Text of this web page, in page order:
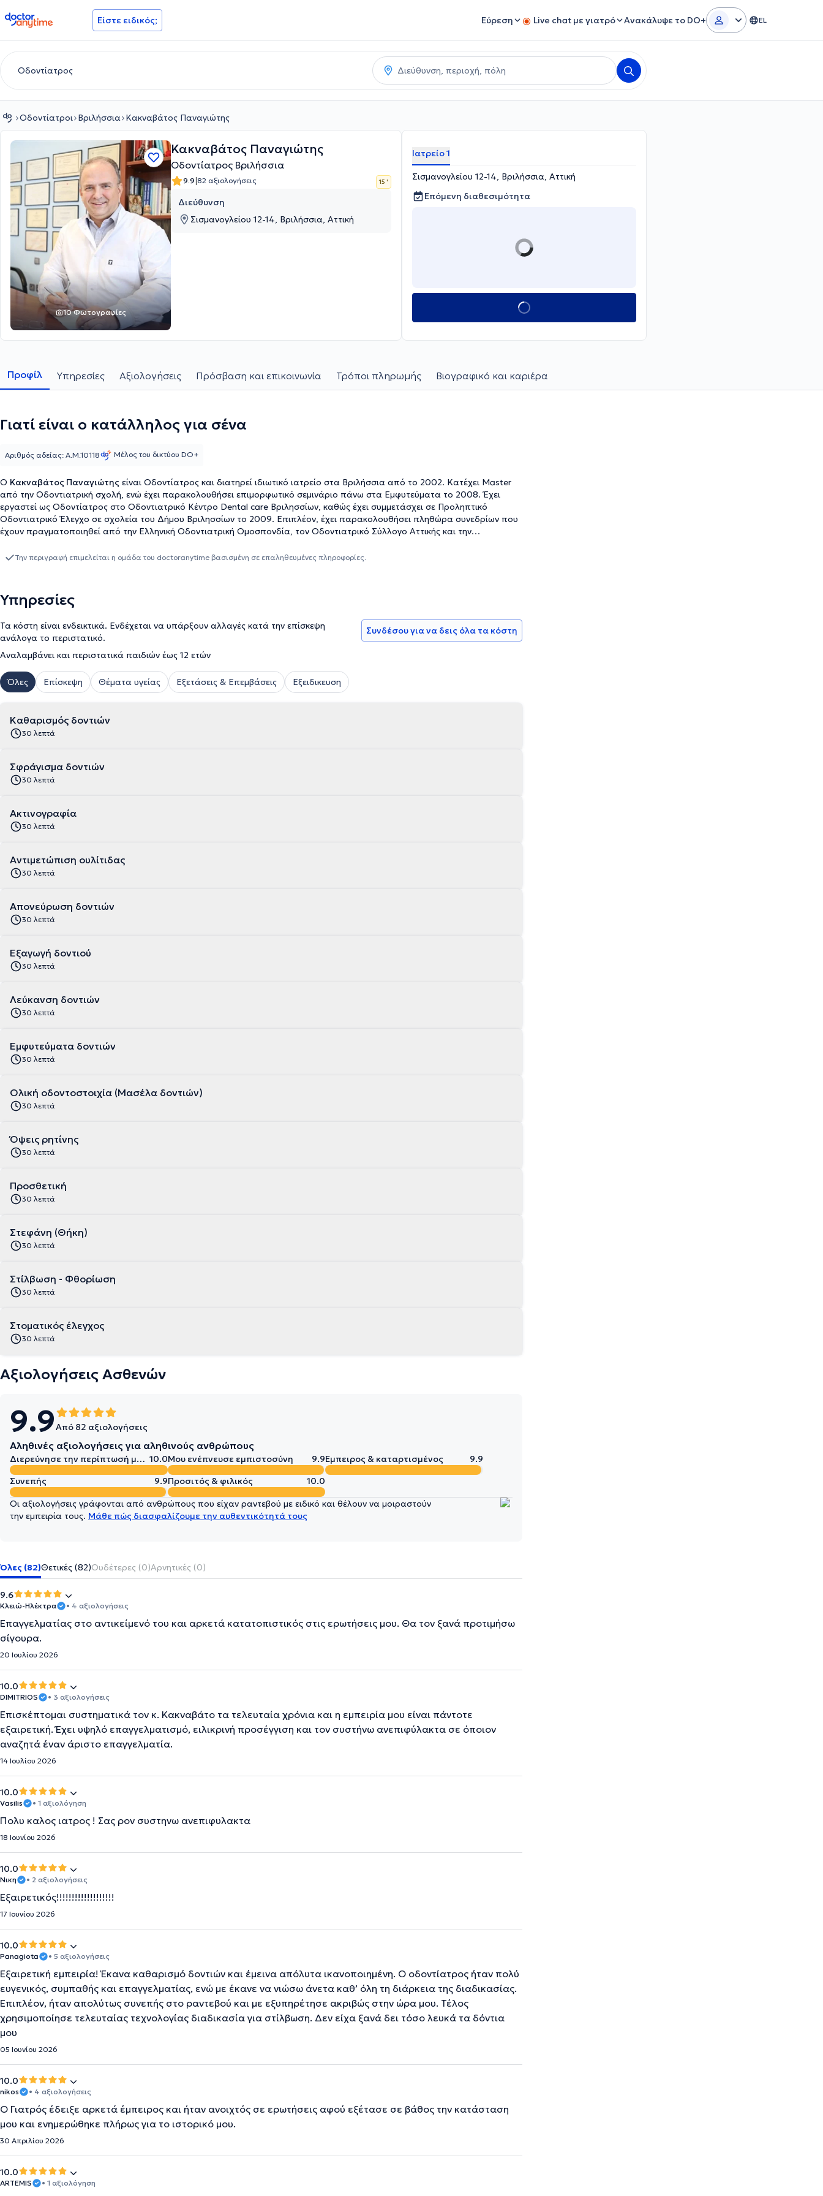
doctoranytime Είστε ειδικός; Εύρεση Live chat με γιατρό Ανακάλυψε το DO+ EL
Οδοντίατροι Βριλήσσια Κακναβάτος Παναγιώτης
10 Φωτογραφίες
Κακναβάτος Παναγιώτης
Οδοντίατρος Βριλήσσια
9.9|82 αξιολογήσεις 15 '
Διεύθυνση
Σισμανογλείου 12-14, Βριλήσσια, Αττική
Ιατρείο 1
Σισμανογλείου 12-14, Βριλήσσια, Αττική
Επόμενη διαθεσιμότητα
Προφίλ Υπηρεσίες Αξιολογήσεις Πρόσβαση και επικοινωνία Τρόποι πληρωμής Βιογραφικό και καριέρα
Γιατί είναι ο κατάλληλος για σένα
Ο Κακναβάτος Παναγιώτης είναι Οδοντίατρος και διατηρεί ιδιωτικό ιατρείο στα Βριλήσσια από το 2002. Κατέχει Master
από την Οδοντιατρική σχολή, ενώ έχει παρακολουθήσει επιμορφωτικό σεμινάριο πάνω στα Εμφυτεύματα το 2008. Έχει
εργαστεί ως Οδοντίατρος στο Οδοντιατρικό Κέντρο Dental care Βριλησσίων, καθώς έχει συμμετάσχει σε Προληπτικό
Οδοντιατρικό Έλεγχο σε σχολεία του Δήμου Βριλησσίων το 2009. Επιπλέον, έχει παρακολουθήσει πληθώρα συνεδρίων που
έχουν πραγματοποιηθεί από την Ελληνική Οδοντιατρική Ομοσπονδία, τον Οδοντιατρικό Σύλλογο Αττικής και την
Νέους Οδοντιάτρους του Συλλόγου.
Αριθμός αδείας: Α.Μ.10118 Μέλος του δικτύου DO+
Την περιγραφή επιμελείται η ομάδα του doctoranytime βασισμένη σε επαληθευμένες πληροφορίες.
Υπηρεσίες
Τα κόστη είναι ενδεικτικά. Ενδέχεται να υπάρξουν αλλαγές κατά την επίσκεψη
ανάλογα το περιστατικό.
Αναλαμβάνει και περιστατικά παιδιών έως 12 ετών
Συνδέσου για να δεις όλα τα κόστη
Όλες Επίσκεψη Θέματα υγείας Εξετάσεις & Επεμβάσεις Εξειδικευση
Καθαρισμός δοντιών
30 λεπτά
Σφράγισμα δοντιών
30 λεπτά
Ακτινογραφία
30 λεπτά
Αντιμετώπιση ουλίτιδας
30 λεπτά
Απονεύρωση δοντιών
30 λεπτά
Εξαγωγή δοντιού
30 λεπτά
Λεύκανση δοντιών
30 λεπτά
Εμφυτεύματα δοντιών
30 λεπτά
Ολική οδοντοστοιχία (Μασέλα δοντιών)
30 λεπτά
Όψεις ρητίνης
30 λεπτά
Προσθετική
30 λεπτά
Στεφάνη (Θήκη)
30 λεπτά
Στίλβωση - Φθορίωση
30 λεπτά
Στοματικός έλεγχος
30 λεπτά
Αξιολογήσεις Ασθενών
9.9Από 82 αξιολογήσεις
Αληθινές αξιολογήσεις για αληθινούς ανθρώπους
Διερεύνησε την περίπτωσή μου σε βάθος 10.0Μου ενέπνευσε εμπιστοσύνη 9.9Έμπειρος & καταρτισμένος
9.9
Συνεπής
9.9Προσιτός & φιλικός 10.0
Οι αξιολογήσεις γράφονται από ανθρώπους που είχαν ραντεβού με ειδικό και θέλουν να μοιραστούν
την εμπειρία τους. Μάθε πώς διασφαλίζουμε την αυθεντικότητά τους
Όλες (82)Θετικές (82)Ουδέτερες (0)Αρνητικές (0)
9.6
Κλειώ-Ηλέκτρα • 4 αξιολογήσεις
Επαγγελματίας στο αντικείμενό του και αρκετά κατατοπιστικός στις ερωτήσεις μου. Θα τον ξανά προτιμήσω
σίγουρα.
20 Ιουλίου 2026
10.0
DIMITRIOS • 3 αξιολογήσεις
Επισκέπτομαι συστηματικά τον κ. Κακναβάτο τα τελευταία χρόνια και η εμπειρία μου είναι πάντοτε
εξαιρετική. Έχει υψηλό επαγγελματισμό, ειλικρινή προσέγγιση και τον συστήνω ανεπιφύλακτα σε όποιον
αναζητά έναν άριστο επαγγελματία.
14 Ιουλίου 2026
10.0
Vasilis • 1 αξιολόγηση
Πολυ καλος ιατρος ! Σας ρον συστηνω ανεπιφυλακτα
18 Ιουνίου 2026
10.0
Νικη • 2 αξιολογήσεις
Εξαιρετικός!!!!!!!!!!!!!!!!!!!
17 Ιουνίου 2026
10.0
Panagiota • 5 αξιολογήσεις
Εξαιρετική εμπειρία! Έκανα καθαρισμό δοντιών και έμεινα απόλυτα ικανοποιημένη. Ο οδοντίατρος ήταν πολύ
ευγενικός, συμπαθής και επαγγελματίας, ενώ με έκανε να νιώσω άνετα καθ’ όλη τη διάρκεια της διαδικασίας.
Επιπλέον, ήταν απολύτως συνεπής στο ραντεβού και με εξυπηρέτησε ακριβώς στην ώρα μου. Τέλος
χρησιμοποίησε τελευταίας τεχνολογίας διαδικασία για στίλβωση. Δεν είχα ξανά δει τόσο λευκά τα δόντια
μου
05 Ιουνίου 2026
10.0
nikos • 4 αξιολογήσεις
Ο Γιατρός έδειξε αρκετά έμπειρος και ήταν ανοιχτός σε ερωτήσεις αφού εξέτασε σε βάθος την κατάσταση
μου και ενημερώθηκε πλήρως για το ιστορικό μου.
30 Απριλίου 2026
10.0
ARTEMIS • 1 αξιολόγηση